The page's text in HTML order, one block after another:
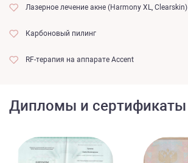
Лазерное лечение акне (Harmony XL, Clearskin)
Карбоновый пилинг
RF-терапия на аппарате Accent
Дипломы и сертификаты